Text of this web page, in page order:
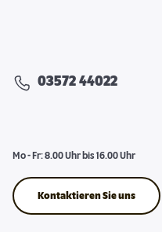
03572 44022
Mo - Fr: 8.00 Uhr bis 16.00 Uhr
Kontaktieren Sie uns